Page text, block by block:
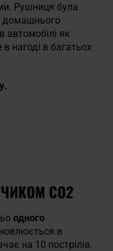
Рушниця була
домашнього
автомобілі як
нагоді в багатьох
CO2
одного
в
на 10 пострілів.